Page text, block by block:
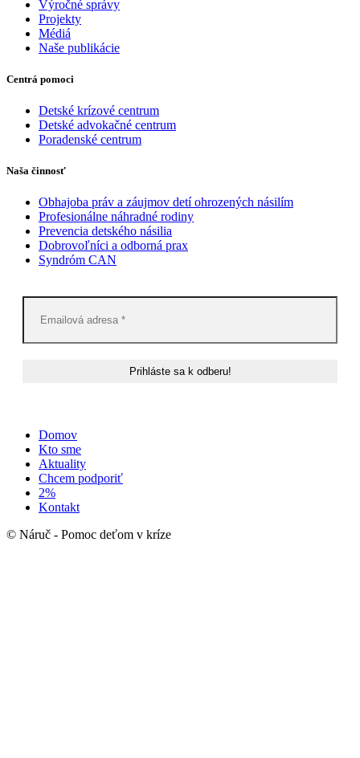
Výročné správy
Projekty
Médiá
Naše publikácie
Centrá pomoci
Detské krízové centrum
Detské advokačné centrum
Poradenské centrum
Naša činnosť
Obhajoba práv a záujmov detí ohrozených násilím
Profesionálne náhradné rodiny
Prevencia detského násilia
Dobrovoľníci a odborná prax
Syndróm CAN
Domov
Kto sme
Aktuality
Chcem podporiť
2%
Kontakt
© Náruč - Pomoc deťom v kríze